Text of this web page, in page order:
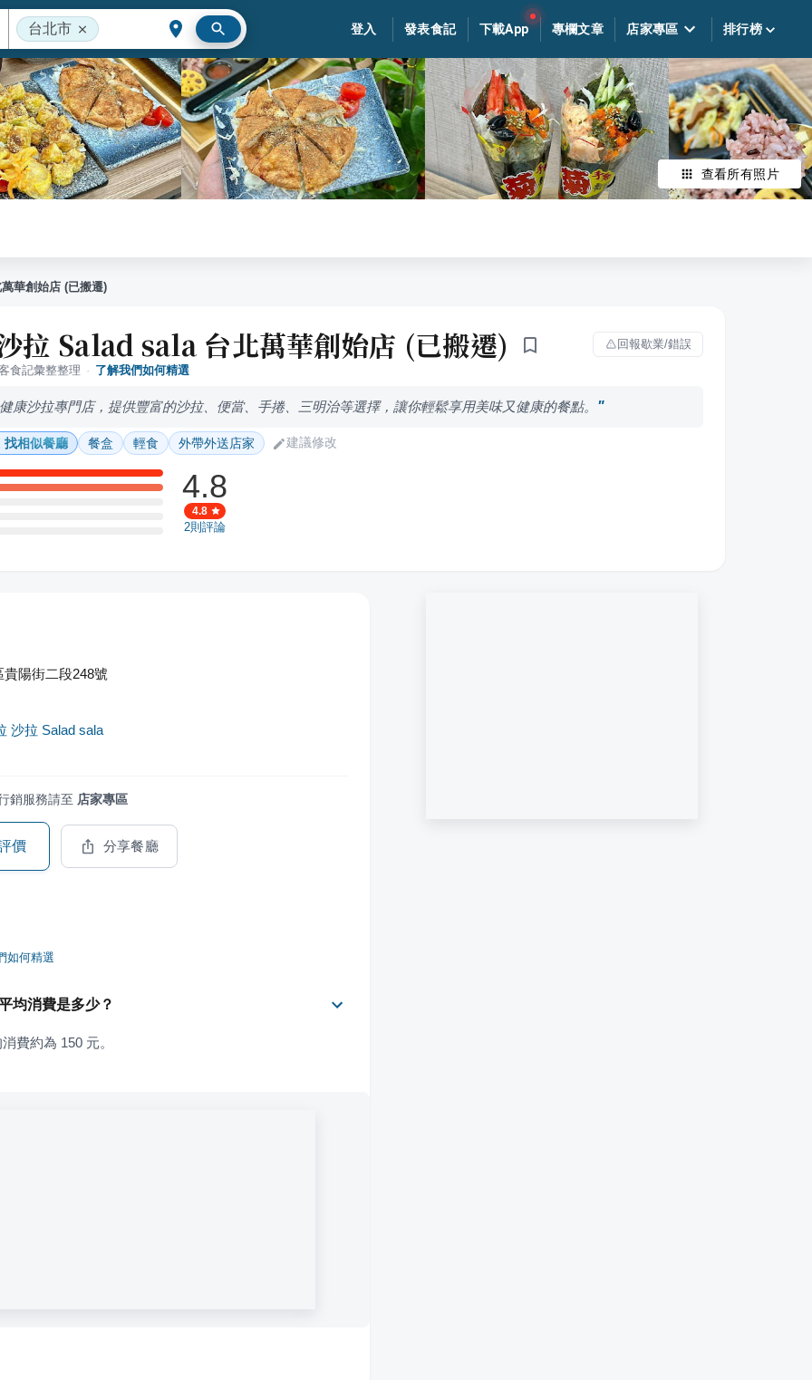
台北市 登入 發表食記 下載App 專欄文章 店家專區 排行榜
查看所有照片
華創始店 (已搬遷)
拉 Salad sala 台北萬華創始店 (已搬遷)
回報歇業/錯誤
食記彙整整理 · 了解我們如何精選
康沙拉專門店，提供豐富的沙拉、便當、手捲、三明治等選擇，讓你輕鬆享用美味又健康的餐點。
找相似餐廳 餐盒 輕食 外帶外送店家 建議修改
4.8
4.8
2則評論
陽街二段248號
沙拉 Salad sala
銷服務請至 店家專區
價 分享餐廳
如何精選
均消費是多少？
費約為 150 元。